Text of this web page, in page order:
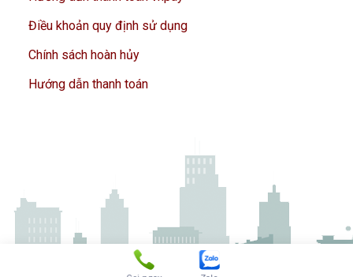
Điều khoản quy định sử dụng
Chính sách hoàn hủy
Hướng dẫn thanh toán